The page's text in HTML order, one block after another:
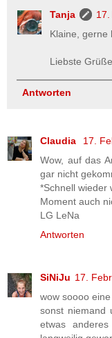
Tanja
Klaine, gerne
Liebste
Antworten
Claudia
17.
Wow, auf das
gar nicht
*Schnell wieder
Moment auch
LG LeNa
Antworten
SiNiJu 17.
wow soooo
sonst niemand
etwas